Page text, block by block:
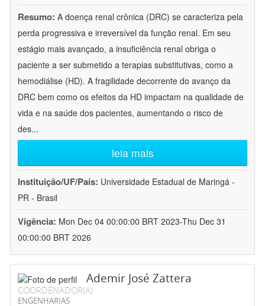
Resumo: A doença renal crônica (DRC) se caracteriza pela
perda progressiva e irreversível da função renal. Em seu
estágio mais avançado, a insuficiência renal obriga o
paciente a ser submetido a terapias substitutivas, como a
hemodiálise (HD). A fragilidade decorrente do avanço da
DRC bem como os efeitos da HD impactam na qualidade de
vida e na saúde dos pacientes, aumentando o risco de
des...
leia mais
Instituição/UF/País: Universidade Estadual de Maringá -
PR - Brasil
Vigência: Mon Dec 04 00:00:00 BRT 2023-Thu Dec 31
00:00:00 BRT 2026
Ademir José Zattera
COORDENADOR(A)
ENGENHARIAS